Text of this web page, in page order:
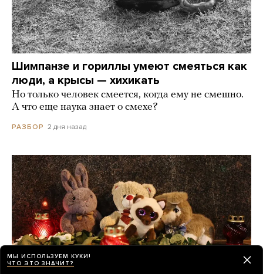
Шимпанзе и гориллы умеют смеяться как
люди, а крысы — хихикать
Но только человек смеется, когда ему не смешно.
А что еще наука знает о смехе?
РАЗБОР 2 дня назад
МЫ ИСПОЛЬЗУЕМ КУКИ!
ЧТО ЭТО ЗНАЧИТ?